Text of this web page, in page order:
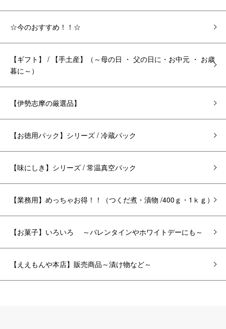
☆今のおすすめ！！☆
【ギフト】 / 【手土産】（～母の日 ・ 父の日に・お中元 ・ お歳
暮に～）
【伊勢志摩の厳選品】
【お徳用パック】シリーズ / 冷蔵パック
【味にしき】シリーズ / 常温真空パック
【業務用】めっちゃお得！！（つくだ煮・漬物 /400ｇ・1ｋｇ）
【お菓子】いろいろ ～バレンタインやホワイトデーにも～
【ええもんや本店】販売商品～漬け物など～